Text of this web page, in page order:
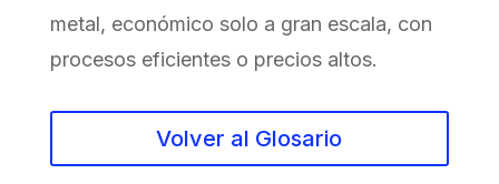
metal, económico solo a gran escala, con
procesos eficientes o precios altos.
Volver al Glosario